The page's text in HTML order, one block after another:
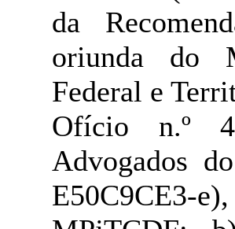
da
oriunda do
Federal e
Ofício n.º
Advogados
E50C9CE3-